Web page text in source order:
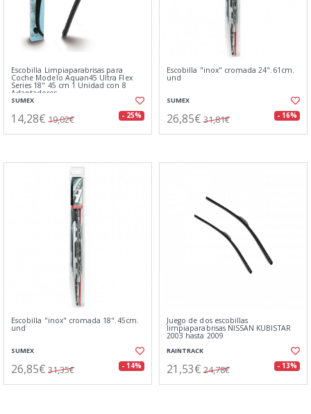
Escobilla Limpiaparabrisas para
Coche Modelo Aquan45 Ultra Flex
Series 18" 45 cm 1 Unidad con 8
Adaptadores
SUMEX
14,28€ 19,02€ - 25%
Escobilla "inox" cromada 24".61cm.
und
SUMEX
26,85€ 31,81€ - 16%
Escobilla "inox" cromada 18".45cm.
und
SUMEX
26,85€ 31,35€ - 14%
Juego de dos escobillas
limpiaparabrisas NISSAN KUBISTAR
2003 hasta 2009
RAINTRACK
21,53€ 24,78€ - 13%